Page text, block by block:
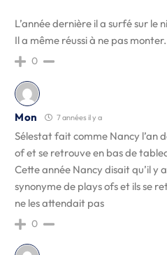
L’année dernière il a surfé sur le
Il a même réussi à ne pas monter.
0
Mon 7 années il y a
Sélestat fait comme Nancy l’an
of et se retrouve en bas de
Cette année Nancy disait qu’il y
synonyme de plays ofs et ils se
ne les attendait pas
0